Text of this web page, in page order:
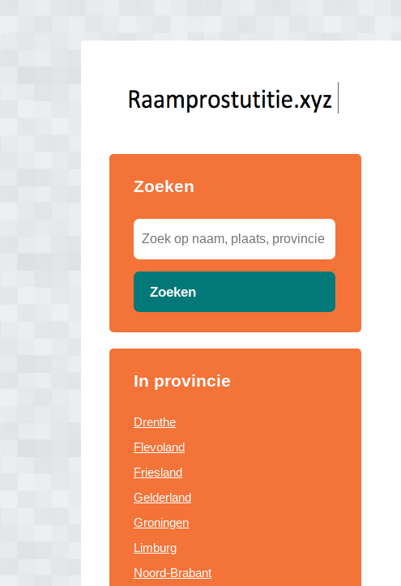
Zoeken
Zoeken
In provincie
Drenthe
Flevoland
Friesland
Gelderland
Groningen
Limburg
Noord-Brabant